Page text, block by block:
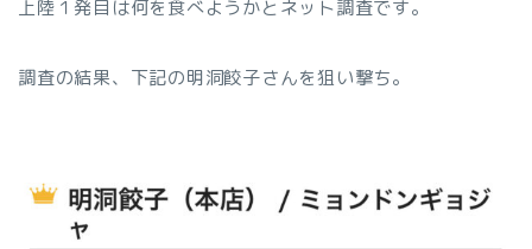
上陸１発目は何を食べようかとネット調査です。
調査の結果、下記の明洞餃子さんを狙い撃ち。